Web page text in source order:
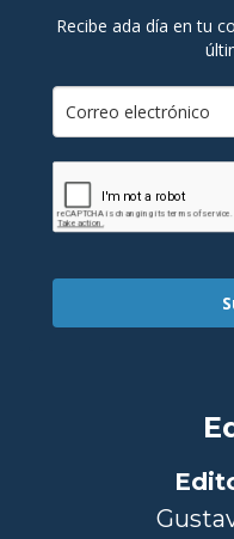
Recibe ada día en tu